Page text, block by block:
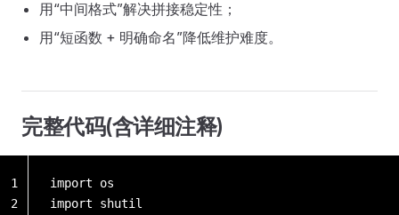
用“中间格式”解决拼接稳定性；
用“短函数 + 明确命名”降低维护难度。
完整代码(含详细注释)
import os
import shutil
1
2